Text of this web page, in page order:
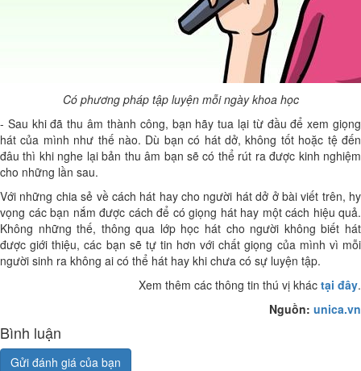
Có phương pháp tập luyện mỗi ngày khoa học
- Sau khi đã thu âm thành công, bạn hãy tua lại từ đầu để xem giọng
hát của mình như thế nào. Dù bạn có hát dở, không tốt hoặc tệ đến
đâu thì khi nghe lại bản thu âm bạn sẽ có thể rút ra được kinh nghiệm
cho những lần sau.
Với những chia sẻ về cách hát hay cho người hát dở ở bài viết trên, hy
vọng các bạn nắm được cách để có giọng hát hay một cách hiệu quả.
Không những thế, thông qua lớp học hát cho người không biết hát
được giới thiệu, các bạn sẽ tự tin hơn với chất giọng của mình vì mỗi
người sinh ra không ai có thể hát hay khi chưa có sự luyện tập.
Xem thêm các thông tin thú vị khác tại đây.
Nguồn: unica.vn
Bình luận
Gửi đánh giá của bạn